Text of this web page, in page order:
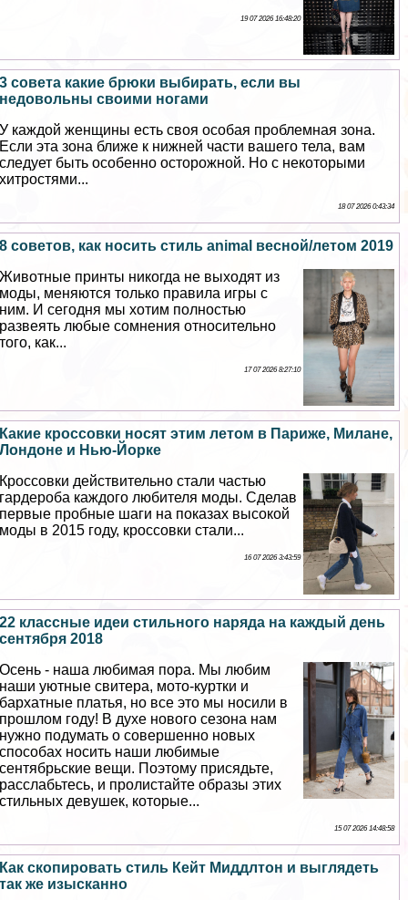
19 07 2026 16:48:20
3 совета какие брюки выбирать, если вы
недовольны своими ногами
У каждой женщины есть своя особая проблемная зона.
Если эта зона ближе к нижней части вашего тела, вам
следует быть особенно осторожной. Но с некоторыми
хитростями...
18 07 2026 0:43:34
8 советов, как носить стиль animal весной/летом 2019
Животные принты никогда не выходят из
моды, меняются только правила игры с
ним. И сегодня мы хотим полностью
развеять любые сомнения относительно
того, как...
17 07 2026 8:27:10
Какие кроссовки носят этим летом в Париже, Милане,
Лондоне и Нью-Йорке
Кроссовки действительно стали частью
гардероба каждого любителя моды. Сделав
первые пробные шаги на показах высокой
моды в 2015 году, кроссовки стали...
16 07 2026 3:43:59
22 классные идеи стильного наряда на каждый день
сентября 2018
Осень - наша любимая пора. Мы любим
наши уютные свитера, мото-куртки и
бархатные платья, но все это мы носили в
прошлом году! В духе нового сезона нам
нужно подумать о совершенно новых
способах носить наши любимые
сентябрьские вещи. Поэтому присядьте,
расслабьтесь, и пролистайте образы этих
стильных дeвyшек, которые...
15 07 2026 14:48:58
Как скопировать стиль Кейт Миддлтон и выглядеть
так же изысканно